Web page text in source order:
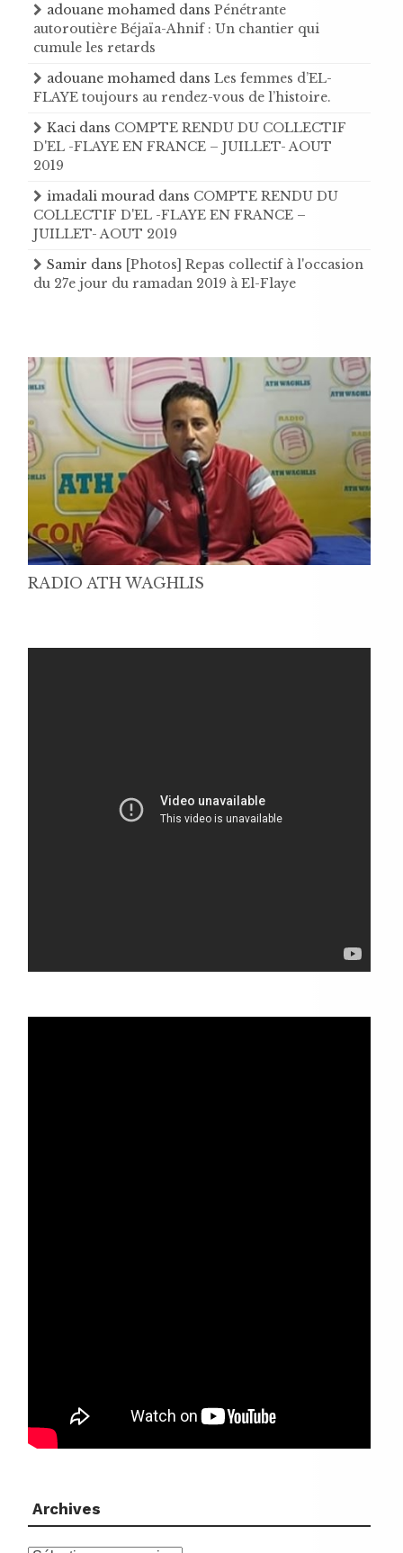
adouane mohamed dans Pénétrante
autoroutière Béjaïa-Ahnif : Un chantier qui
cumule les retards
adouane mohamed dans Les femmes d’EL-
FLAYE toujours au rendez-vous de l’histoire .
Kaci dans COMPTE RENDU DU COLLECTIF
D'EL -FLAYE EN FRANCE – JUILLET- AOUT
2019
imadali mourad dans COMPTE RENDU DU
COLLECTIF D'EL -FLAYE EN FRANCE –
JUILLET- AOUT 2019
Samir dans [Photos] Repas collectif à l'occasion
du 27e jour du ramadan 2019 à El-Flaye
RADIO ATH WAGHLIS
Archives